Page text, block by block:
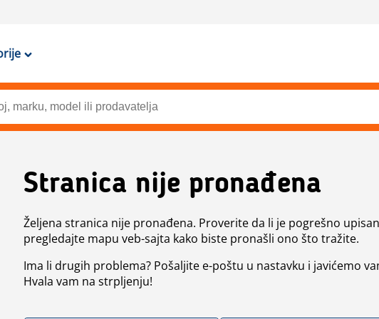
Stranica nije pronađena
Željena stranica nije pronađena. Proverite da li je pogrešno
pregledajte mapu veb-sajta kako biste pronašli ono što tražite.
Ima li drugih problema? Pošaljite e-poštu u nastavku i javićemo
Hvala vam na strpljenju!